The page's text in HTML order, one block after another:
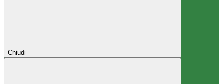
Chiudi